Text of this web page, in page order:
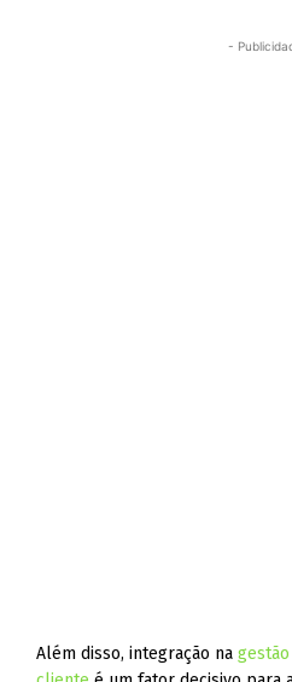
-
Além disso, integração na